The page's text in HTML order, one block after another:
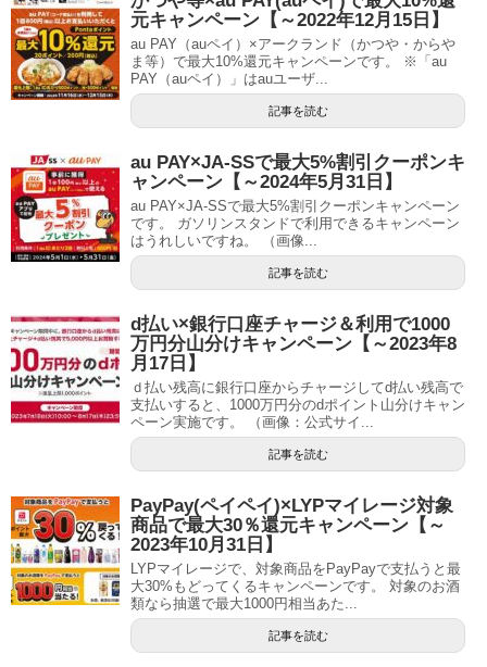
元キャンペーン【～2022年12月15日】
au PAY（auペイ）×アークランド（かつや・からや
ま等）で最大10%還元キャンペーンです。 ※「au
PAY（auペイ）」はauユーザ...
記事を読む
au PAY×JA-SSで最大5%割引クーポンキ
ャンペーン【～2024年5月31日】
au PAY×JA-SSで最大5%割引クーポンキャンペーン
です。 ガソリンスタンドで利用できるキャンペーン
はうれしいですね。 （画像...
記事を読む
d払い×銀行口座チャージ＆利用で1000
万円分山分けキャンペーン【～2023年8
月17日】
ｄ払い残高に銀行口座からチャージしてd払い残高で
支払いすると、1000万円分のdポイント山分けキャン
ペーン実施です。 （画像：公式サイ...
記事を読む
PayPay(ペイペイ)×LYPマイレージ対象
商品で最大30％還元キャンペーン【～
2023年10月31日】
LYPマイレージで、対象商品をPayPayで支払うと最
大30%もどってくるキャンペーンです。 対象のお酒
類なら抽選で最大1000円相当あた...
記事を読む